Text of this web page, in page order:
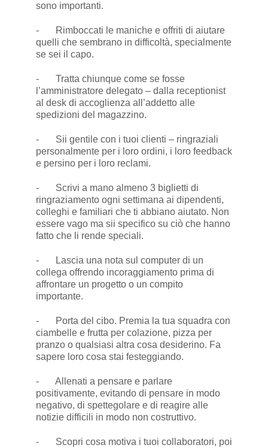
sono importanti.
- Rimboccati le maniche e offriti di aiutare
quelli che sembrano in difficoltà, specialmente
se sei il capo.
- Tratta chiunque come se fosse
l’amministratore delegato – dalla receptionist
al desk di accoglienza all’addetto alle
spedizioni del magazzino.
- Sii gentile con i tuoi clienti – ringraziali
personalmente per i loro ordini, i loro feedback
e persino per i loro reclami.
- Scrivi a mano almeno 3 biglietti di
ringraziamento ogni settimana ai dipendenti,
colleghi e familiari che ti abbiano aiutato. Non
essere vago ma sii specifico su ciò che hanno
fatto che li rende speciali.
- Lascia una nota sul computer di un
collega offrendo incoraggiamento prima di
affrontare un progetto o un compito
importante.
- Porta del cibo. Premia la tua squadra con
ciambelle e frutta per colazione, pizza per
pranzo o qualsiasi altra cosa desiderino. Fa
sapere loro cosa stai festeggiando.
- Allenati a pensare e parlare
positivamente, evitando di pensare in modo
negativo, di spettegolare e di reagire alle
notizie difficili in modo non costruttivo.
- Scopri cosa motiva i tuoi collaboratori, poi